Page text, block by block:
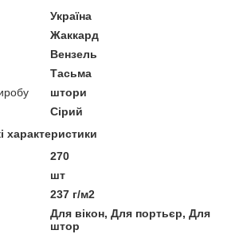
Україна
Жаккард
Вензель
Тасьма
штори
Сірий
характеристики
270
шт
237 г/м2
Для вікон, Для портьєр, Для
штор